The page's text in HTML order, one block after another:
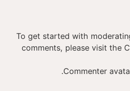
To get started with
comments, please visit the
Commenter
.